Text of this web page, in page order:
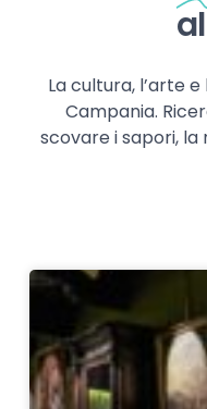
La cultura, l’arte
Campania.
scovare i sapori,